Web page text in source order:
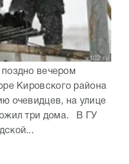
вечером
Кировского района
очевидцев, на улице
три дома. В ГУ